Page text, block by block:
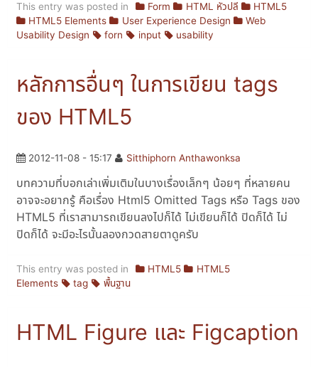
This entry was posted in Form HTML หัวปลี
HTML5
HTML5 Elements
User Experience Design
Web
Usability Design
forn input usability
หลักการอื่นๆ ในการเขียน tags
ของ HTML5
2012-11-08 - 15:17 Sitthiphorn Anthawonksa
บทความที่บอกเล่าเพิ่มเติมในบางเรื่องเล็กๆ น้อยๆ ที่หลายคน
อาจจะอยากรู้ คือเรื่อง Html5 Omitted Tags หรือ Tags ของ
HTML5 ที่เราสามารถเขียนลงไปก็ได้ ไม่เขียนก็ได้ ปิดก็ได้ ไม่
ปิดก็ได้ จะมีอะไรนั้นลองกวดสายตาดูครับ
This entry was posted in HTML5
HTML5
Elements
tag พื้นฐาน
HTML Figure และ Figcaption